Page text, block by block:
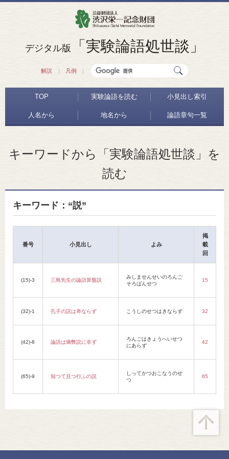
デジタル版 「実験論語処世談」
解説 凡例
TOP 実験論語を読む 小見出し索引
人名から 地名から 論語章句一覧
キーワードから「実験論語処世談」を
読む
キーワード：“説”
番号 小見出し よみ
掲
載
回
(15)-3 三島先生の論語算盤説
みしませんせいのろんご
そろばんせつ
15
(32)-1 孔子の説は奇ならず こうしのせつはきならず 32
(42)-8 論語は矯弊説に非ず
ろんごはきょうへいせつ
にあらず
42
(65)-9 知つて且つ行ふの説
しってかつおこなうのせ
つ
65